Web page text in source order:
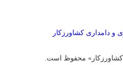
و دامداری کشاورزکار
محفوظ است.